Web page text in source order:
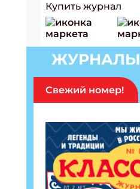
Купить журнал
ЖУРНАЛЫ
Свежий номер!